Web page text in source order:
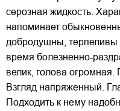
серозная жидкость.
напоминает
добродушны,
время болезненно-
велик, голова огромная.
Взгляд напряженный.
Подходить к нему